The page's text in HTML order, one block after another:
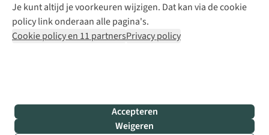
Je kunt altijd je voorkeuren wijzigen. Dat kan via de cookie
policy link onderaan alle pagina's.
Cookie policy en 11 partnersPrivacy policy
Accepteren
Weigeren
Bever
B.V.